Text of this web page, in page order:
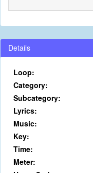
Details
Loop:
Category:
Subcategory:
Lyrics:
Music:
Key:
Time:
Meter: